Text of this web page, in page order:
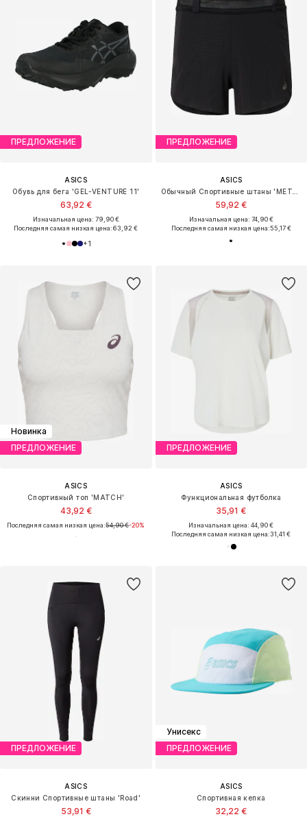
ПРЕДЛОЖЕНИЕ
ASICS
Обувь для бега 'GEL-VENTURE 11'
63,92 €
Изначальная цена: 79,90 €
Последняя самая низкая цена:63,92 €
+1
ПРЕДЛОЖЕНИЕ
ASICS
59,92 €
Изначальная цена: 74,90 €
Последняя самая низкая цена:55,17 €
Новинка
ПРЕДЛОЖЕНИЕ
ASICS
Спортивный топ 'MATCH'
43,92 €
Последняя самая низкая цена:54,90 €-20%
ПРЕДЛОЖЕНИЕ
ASICS
Функциональная футболка
35,91 €
Изначальная цена: 44,90 €
Последняя самая низкая цена:31,41 €
ПРЕДЛОЖЕНИЕ
ASICS
Скинни Спортивные штаны 'Road'
53,91 €
Унисекс
ПРЕДЛОЖЕНИЕ
ASICS
Спортивная кепка
32,22 €